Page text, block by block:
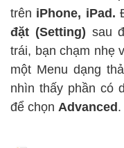
trên iPhone, iPad.
đặt (Setting) sau
trái, bạn chạm nhẹ
một Menu dạng
nhìn thấy phần có
để chọn Advanced .